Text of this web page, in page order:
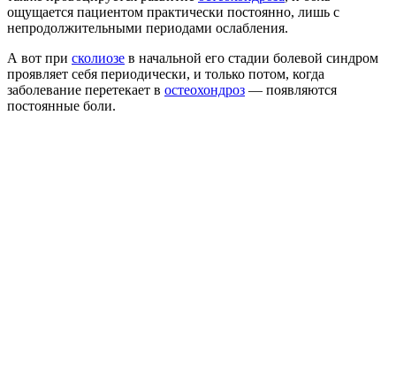
ощущается пациентом практически постоянно, лишь с
непродолжительными периодами ослабления.
А вот при сколиозе в начальной его стадии болевой синдром
проявляет себя периодически, и только потом, когда
заболевание перетекает в остеохондроз — появляются
постоянные боли.